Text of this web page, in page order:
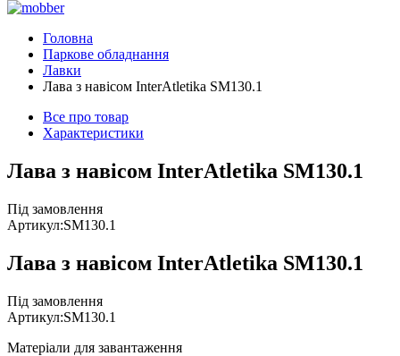
Головна
Паркове обладнання
Лавки
Лава з навісом InterAtletika SM130.1
Все про товар
Характеристики
Лава з навісом InterAtletika SM130.1
Під замовлення
Артикул:SM130.1
Лава з навісом InterAtletika SM130.1
Під замовлення
Артикул:SM130.1
Матеріали для завантаження